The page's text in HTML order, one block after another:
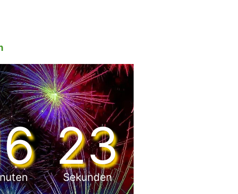
21
Sekunden